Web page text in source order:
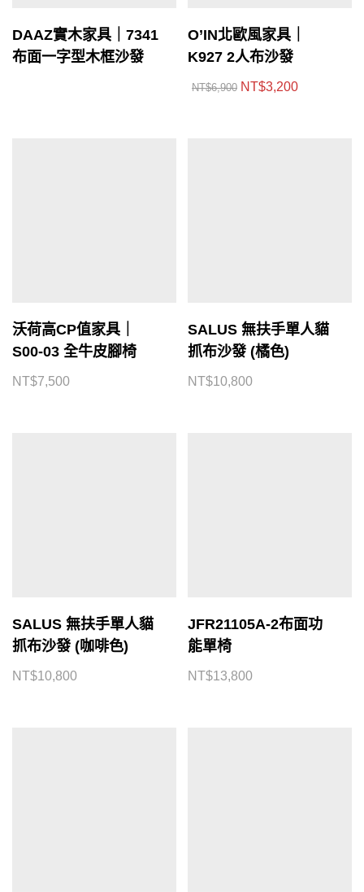
DAAZ實木家具｜7341
布面一字型木框沙發
O’IN北歐風家具｜
K927 2人布沙發
NT$6,900 NT$3,200
沃荷高CP值家具｜
S00-03 全牛皮腳椅
NT$7,500
SALUS 無扶手單人貓
抓布沙發 (橘色)
NT$10,800
SALUS 無扶手單人貓
抓布沙發 (咖啡色)
NT$10,800
JFR21105A-2布面功
能單椅
NT$13,800